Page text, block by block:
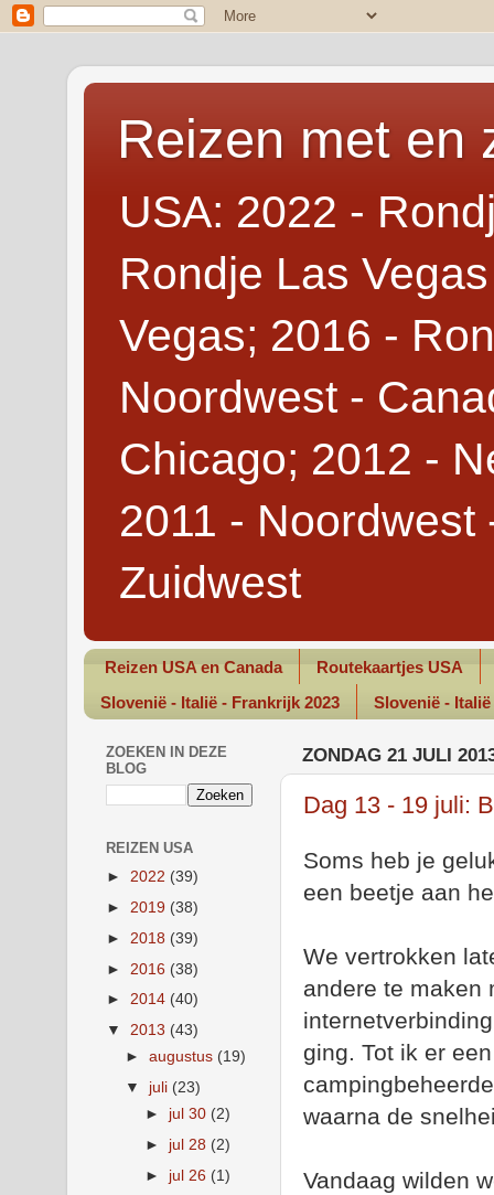
Reizen met en
USA: 2022 -
Rondje Las
Vegas; 2016 -
Noordwest -
Chicago; 2012 -
2011 - Noordwest
Zuidwest
Reizen USA en Canada
Routekaartjes USA
Slovenië - Italië - Frankrijk 2023
Slovenië -
ZONDAG 21 JULI
Dag 13 - 19 juli:
Soms heb je
een beetje aan
We vertrokken
andere te maken
ging. Tot ik er
waarna de
Vandaag wilden
ZOEKEN IN DEZE
BLOG
REIZEN USA
► 2022 (39)
► 2019 (38)
► 2018 (39)
► 2016 (38)
► 2014 (40)
▼ 2013 (43)
►augustus (19)
▼ juli (23)
► jul 30 (2)
► jul 28 (2)
► jul 26 (1)